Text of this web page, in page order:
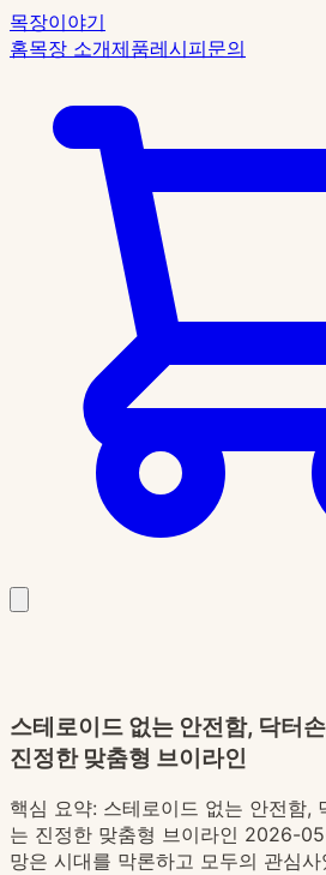
목장이야기
홈목장 소개제품레시피문의
스테로이드 없는 안전함, 닥터
진정한 맞춤형 브이라인
핵심 요약: 스테로이드 없는 안전함,
는 진정한 맞춤형 브이라인 2026-
망은 시대를 막론하고 모두의 관심사